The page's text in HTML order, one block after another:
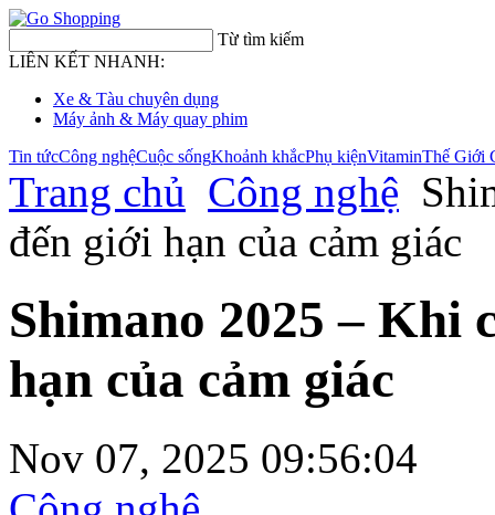
Từ tìm kiếm
LIÊN KẾT NHANH:
Xe & Tàu chuyên dụng
Máy ảnh & Máy quay phim
Tin tứcCông nghệCuộc sốngKhoảnh khắcPhụ kiệnVitaminThế Giới
Trang chủ Công nghệ
đến giới hạn của cảm giác
Shimano 2025 – Khi
hạn của cảm giác
Nov 07, 2025 09:56:04